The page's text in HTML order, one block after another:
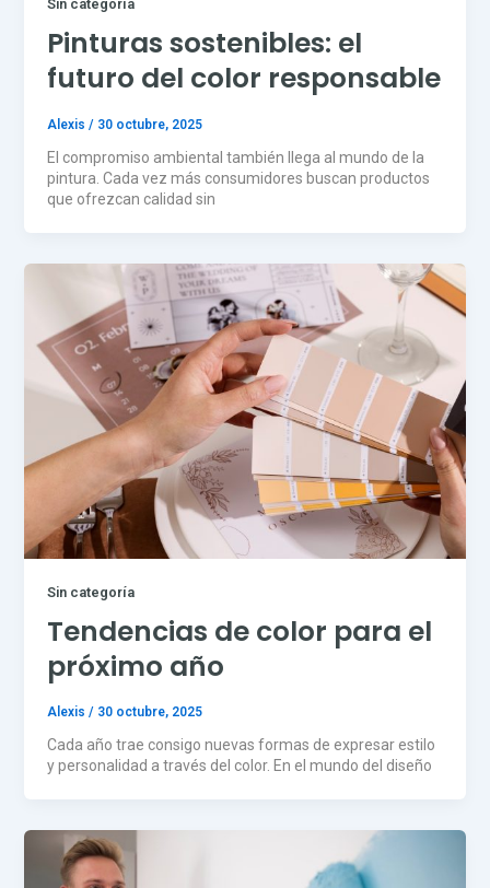
Sin categoría
Pinturas sostenibles: el
futuro del color responsable
Alexis / 30 octubre, 2025
El compromiso ambiental también llega al mundo de la
pintura. Cada vez más consumidores buscan productos
que ofrezcan calidad sin
Sin categoría
Tendencias de color para el
próximo año
Alexis / 30 octubre, 2025
Cada año trae consigo nuevas formas de expresar estilo
y personalidad a través del color. En el mundo del diseño